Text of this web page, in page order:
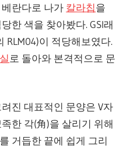
란다로 나가 칼라칩을
한 색을 찾아봤다. GSI래
RLM04)이 적당해보였다.
로 돌아와 본격적으로 문
진 대표적인 문양은 V자
한 각(角)을 살리기 위해
거듭한 끝에 쉽게 그리